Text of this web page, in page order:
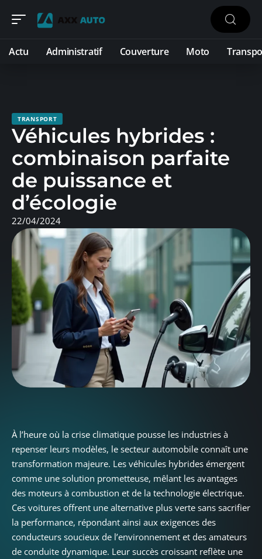
Actu Administratif Couverture Moto
TRANSPORT
Véhicules hybrides :
combinaison parfaite
de puissance et
d’écologie
22/04/2024
À l’heure où la crise climatique pousse les industries à
repenser leurs modèles, le secteur automobile connaît une
transformation majeure. Les véhicules hybrides émergent
comme une solution prometteuse, mêlant les avantages
des moteurs à combustion et de la technologie électrique.
Ces voitures offrent une alternative plus verte sans sacrifier
la performance, répondant ainsi aux exigences des
conducteurs soucieux de l’environnement et des amateurs
de conduite dynamique. Leur succès croissant reflète une